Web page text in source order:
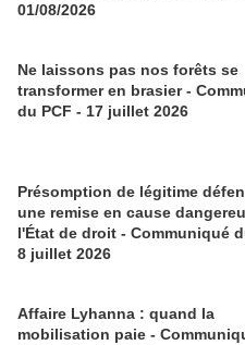
01/08/2026
Ne laissons pas nos forêts se
transformer en brasier -
du PCF - 17 juillet 2026
Présomption de légitime
une remise en cause
l'État de droit - Communiqué
8 juillet 2026
Affaire Lyhanna : quand la
mobilisation paie -